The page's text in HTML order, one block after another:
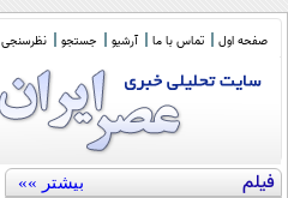
صفحه اول تماس با ما آرشیو جستجو نظرسنجی
فیلم بیشتر »»